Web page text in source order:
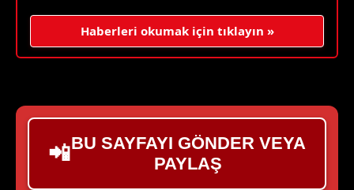
Haberleri okumak için tıklayın »
📲BU SAYFAYI GÖNDER VEYA
PAYLAŞ